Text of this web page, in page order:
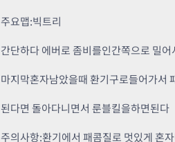
주요맵:빅트리
간단하다 에버로 좀비를인간쪽으로 밀
마지막혼자남았을때 환기구로들어가서
된다면 돌아다니면서 룬블킬을하면된다
주의사항:환기에서 패콤질로 멋있게 혼